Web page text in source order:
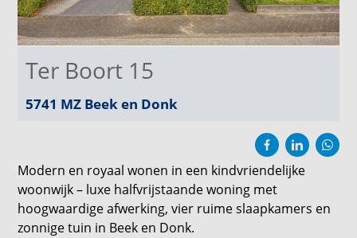
Ter Boort 15
5741 MZ Beek en Donk
Modern en royaal wonen in een kindvriendelijke
woonwijk – luxe halfvrijstaande woning met
hoogwaardige afwerking, vier ruime slaapkamers en
zonnige tuin in Beek en Donk.